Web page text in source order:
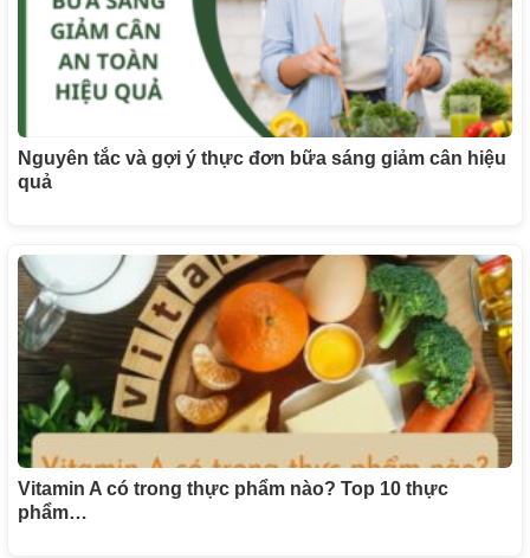
Nguyên tắc và gợi ý thực đơn bữa sáng giảm cân hiệu
quả
Vitamin A có trong thực phẩm nào? Top 10 thực
phẩm…